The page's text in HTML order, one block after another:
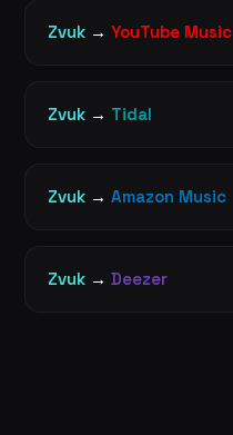
Zvuk → YouTube Music
Zvuk → Tidal
Zvuk → Amazon Music
Zvuk → Deezer